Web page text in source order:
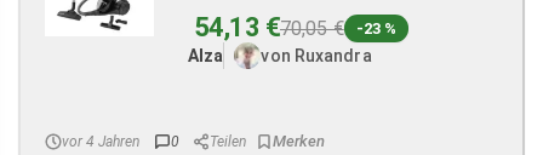
54,13 €70,05 € -23 %
Alza von Ruxandra
vor 4 Jahren 0 Teilen